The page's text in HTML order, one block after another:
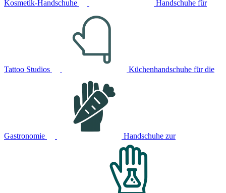
Kosmetik-Handschuhe Handschuhe für
Tattoo Studios Küchenhandschuhe für die
Gastronomie Handschuhe zur